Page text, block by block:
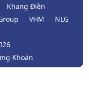
Khang Điền
VHM
NLG
Khoán